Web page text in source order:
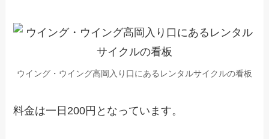
ウイング・ウイング高岡入り口にあるレンタルサイクルの看板
料金は一日200円となっています。